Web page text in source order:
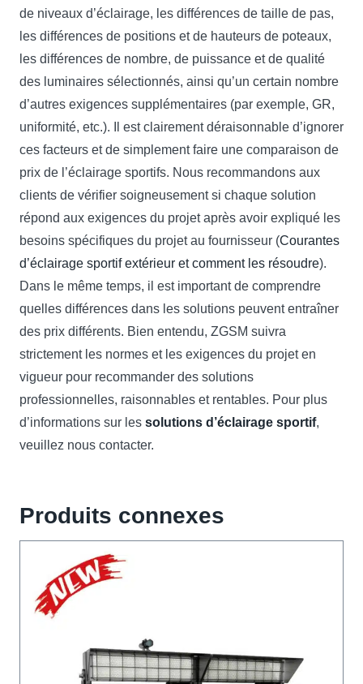
de niveaux d’éclairage, les différences de taille de pas,
les différences de positions et de hauteurs de poteaux,
les différences de nombre, de puissance et de qualité
des luminaires sélectionnés, ainsi qu’un certain nombre
d’autres exigences supplémentaires (par exemple, GR,
uniformité, etc.). Il est clairement déraisonnable d’ignorer
ces facteurs et de simplement faire une comparaison de
prix ​​​​de l’éclairage sportifs. Nous recommandons aux
clients de vérifier soigneusement si chaque solution
répond aux exigences du projet après avoir expliqué les
besoins spécifiques du projet au fournisseur (Courantes
d’éclairage sportif extérieur et comment les résoudre).
Dans le même temps, il est important de comprendre
quelles différences dans les solutions peuvent entraîner
des prix différents. Bien entendu, ZGSM suivra
strictement les normes et les exigences du projet en
vigueur pour recommander des solutions
professionnelles, raisonnables et rentables. Pour plus
d’informations sur les solutions d’éclairage sportif,
veuillez nous contacter.
Produits connexes